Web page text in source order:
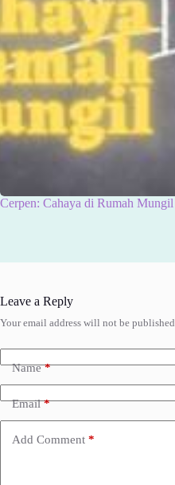
Cerpen: Cahaya di Rumah Mungil
Leave a Reply
Your email address will not be published.
Name*
Email*
Add Comment *